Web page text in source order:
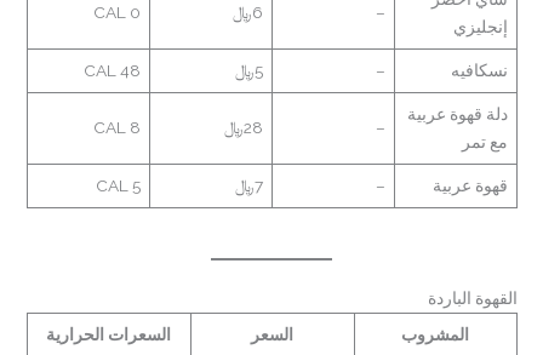
إنجليزي
– 6﷼ 0 CAL
نسكافيه – 5﷼ 48 CAL
دلة قهوة عربية
مع تمر
– 28﷼ 8 CAL
قهوة عربية – 7﷼ 5 CAL
القهوة الباردة
المشروب
السعر السعرات الحرارية